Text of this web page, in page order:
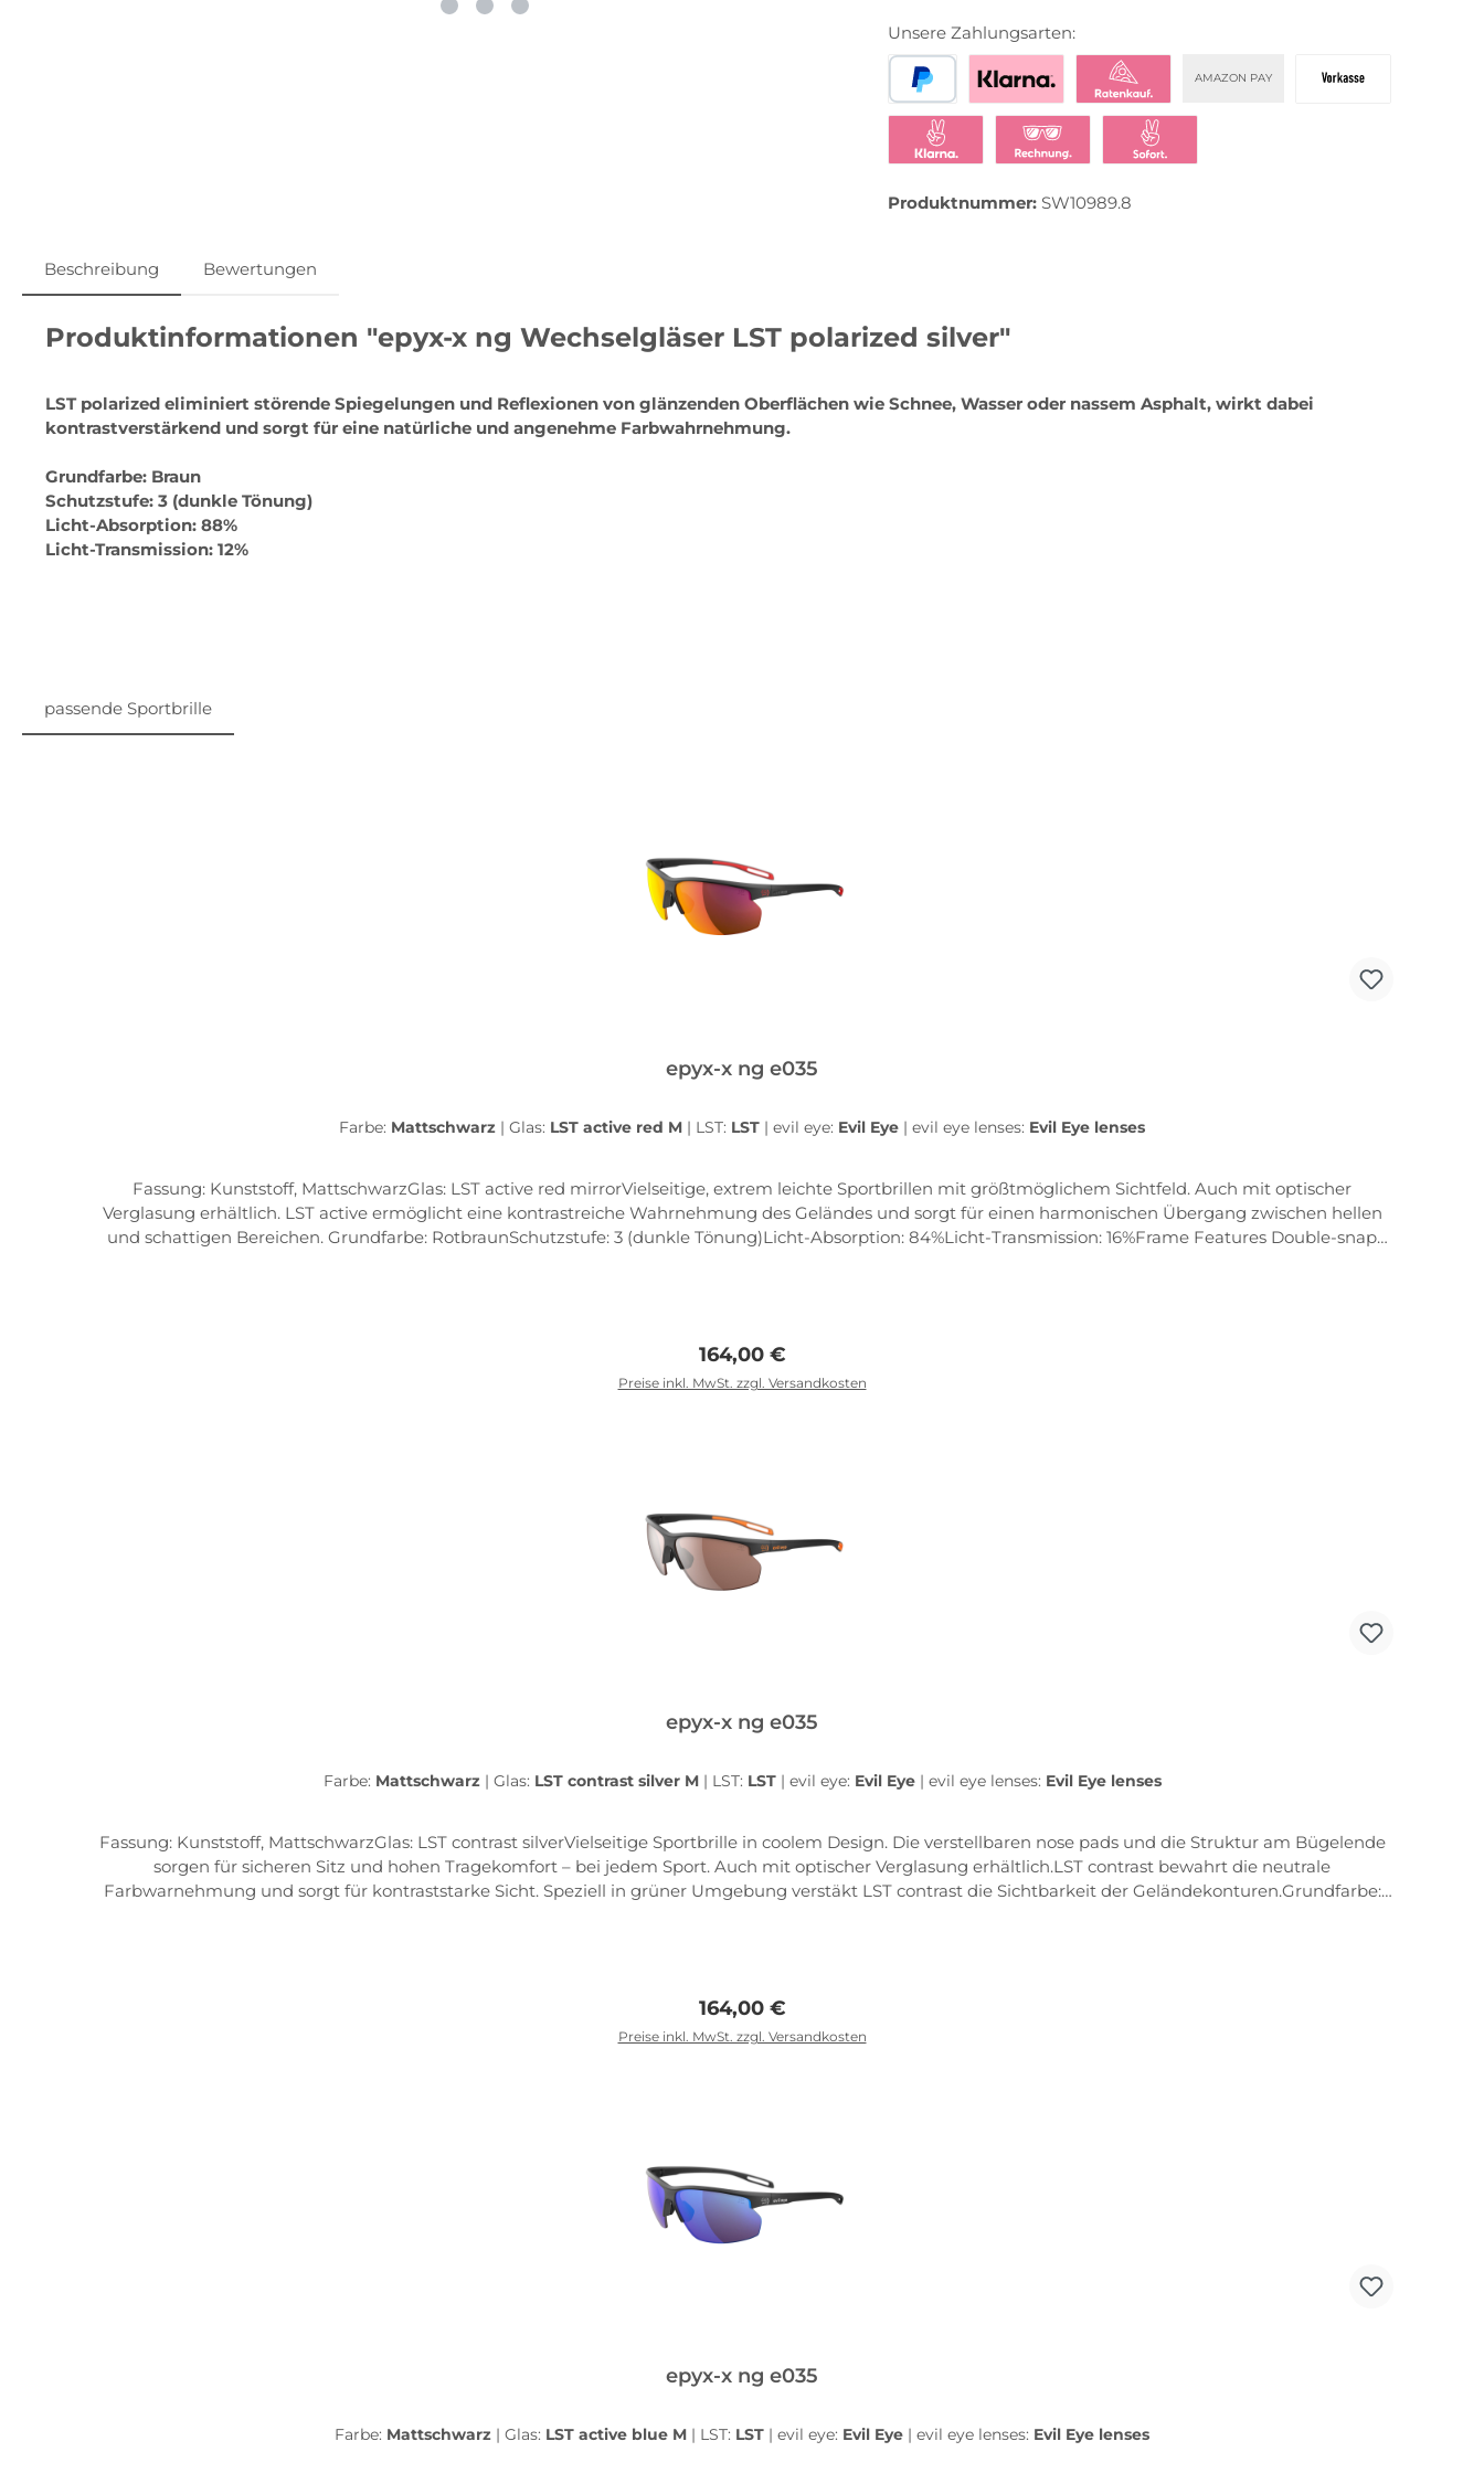
Unsere Zahlungsarten:
AMAZON PAY
PayPal Bezahlen mit KlarnaKlarna Ratenkauf
Produktnummer: SW10989.8
Beschreibung Bewertungen
Produktinformationen "epyx-x ng Wechselgläser LST polarized silver"
LST polarized eliminiert störende Spiegelungen und Reflexionen von glänzenden Oberflächen wie Schnee, Wasser oder nassem Asphalt, wirkt dabei
kontrastverstärkend und sorgt für eine natürliche und angenehme Farbwahrnehmung.
Grundfarbe: Braun
Schutzstufe: 3 (dunkle Tönung)
Licht-Absorption: 88%
Licht-Transmission: 12%
passende Sportbrille
epyx-x ng e035
Farbe: Mattschwarz | Glas: LST active red M | LST: LST | evil eye: Evil Eye | evil eye lenses: Evil Eye lenses
Fassung: Kunststoff, MattschwarzGlas: LST active red mirrorVielseitige, extrem leichte Sportbrillen mit größtmöglichem Sichtfeld. Auch mit optischer
Verglasung erhältlich. LST active ermöglicht eine kontrastreiche Wahrnehmung des Geländes und sorgt für einen harmonischen Übergang zwischen hellen
und schattigen Bereichen. Grundfarbe: RotbraunSchutzstufe: 3 (dunkle Tönung)Licht-Absorption: 84%Licht-Transmission: 16%Frame Features Double-snap
garantiert einen rutschfesten, druckfreien und sicheren Sitz. Quick-release hinge Bei hoher Belastung löst sich der Bügel vom Rahmen. Er kann sofort und
einfach wieder eingeklickt werden.
Regulärer Preis:
164,00 €
Preise inkl. MwSt. zzgl. Versandkosten
epyx-x ng e035
Farbe: Mattschwarz | Glas: LST contrast silver M | LST: LST | evil eye: Evil Eye | evil eye lenses: Evil Eye lenses
Fassung: Kunststoff, MattschwarzGlas: LST contrast silverVielseitige Sportbrille in coolem Design. Die verstellbaren nose pads und die Struktur am Bügelende
sorgen für sicheren Sitz und hohen Tragekomfort – bei jedem Sport. Auch mit optischer Verglasung erhältlich.LST contrast bewahrt die neutrale
Farbwarnehmung und sorgt für kontraststarke Sicht. Speziell in grüner Umgebung verstäkt LST contrast die Sichtbarkeit der Geländekonturen.Grundfarbe:
Modelle werden exklusiv aus dem ultraleichten, extrem robusten und trotzdem flexiblen PPX-Material gefertigt. Es garantiert einen rutschfesten, druckfreien
und sicheren Sitz.Quick-release hinge Bei hoher Belastung löst sich der Bügel vom Rahmen. Er kann sofort und einfach wieder eingeklickt werden.
Regulärer Preis:
164,00 €
Preise inkl. MwSt. zzgl. Versandkosten
epyx-x ng e035
Farbe: Mattschwarz | Glas: LST active blue M | LST: LST | evil eye: Evil Eye | evil eye lenses: Evil Eye lenses